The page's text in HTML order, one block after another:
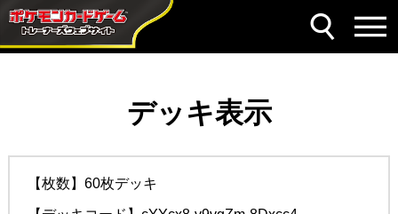
デッキ表示
【枚数】60枚デッキ